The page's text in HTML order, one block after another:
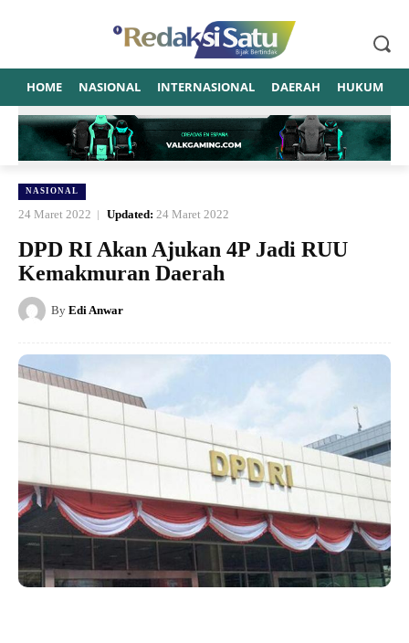
HOME NASIONAL INTERNASIONAL DAERAH HUKUM
NASIONAL
24 Maret 2022 Updated: 24 Maret 2022
DPD RI Akan Ajukan 4P Jadi RUU
Kemakmuran Daerah
By Edi Anwar